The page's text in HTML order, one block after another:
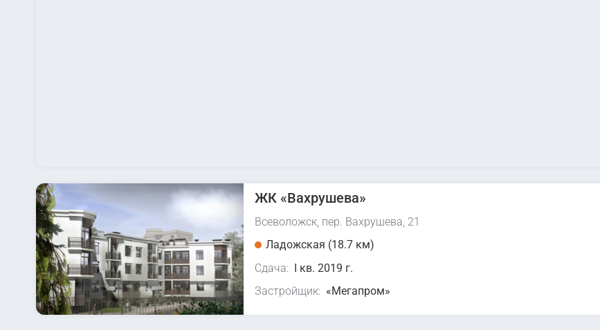
ЖК «Вахрушева»
Всеволожск, пер. Вахрушева, 21
Ладожская (18.7 км)
Сдача: I кв. 2019 г.
Застройщик: «Мегапром»